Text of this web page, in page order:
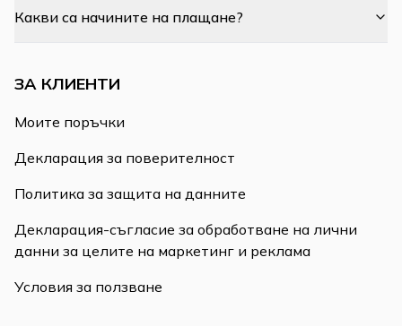
Какви са начините на плащане?
ЗА КЛИЕНТИ
Моите поръчки
Декларация за поверителност
Политика за защита на данните
Декларация-съгласие за обработване на лични
данни за целите на маркетинг и реклама
Условия за ползване